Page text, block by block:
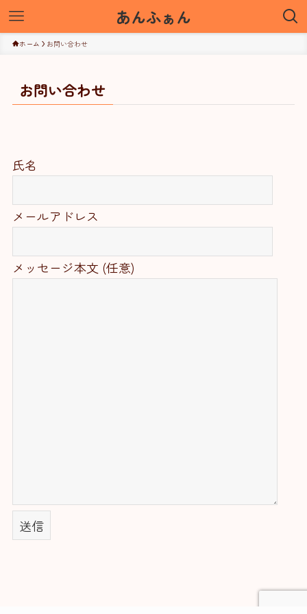
あんふぁん
ホーム お問い合わせ
お問い合わせ
氏名
メールアドレス
メッセージ本文 (任意)